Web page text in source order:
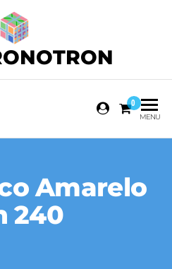
0
MENU
Amarelo
240